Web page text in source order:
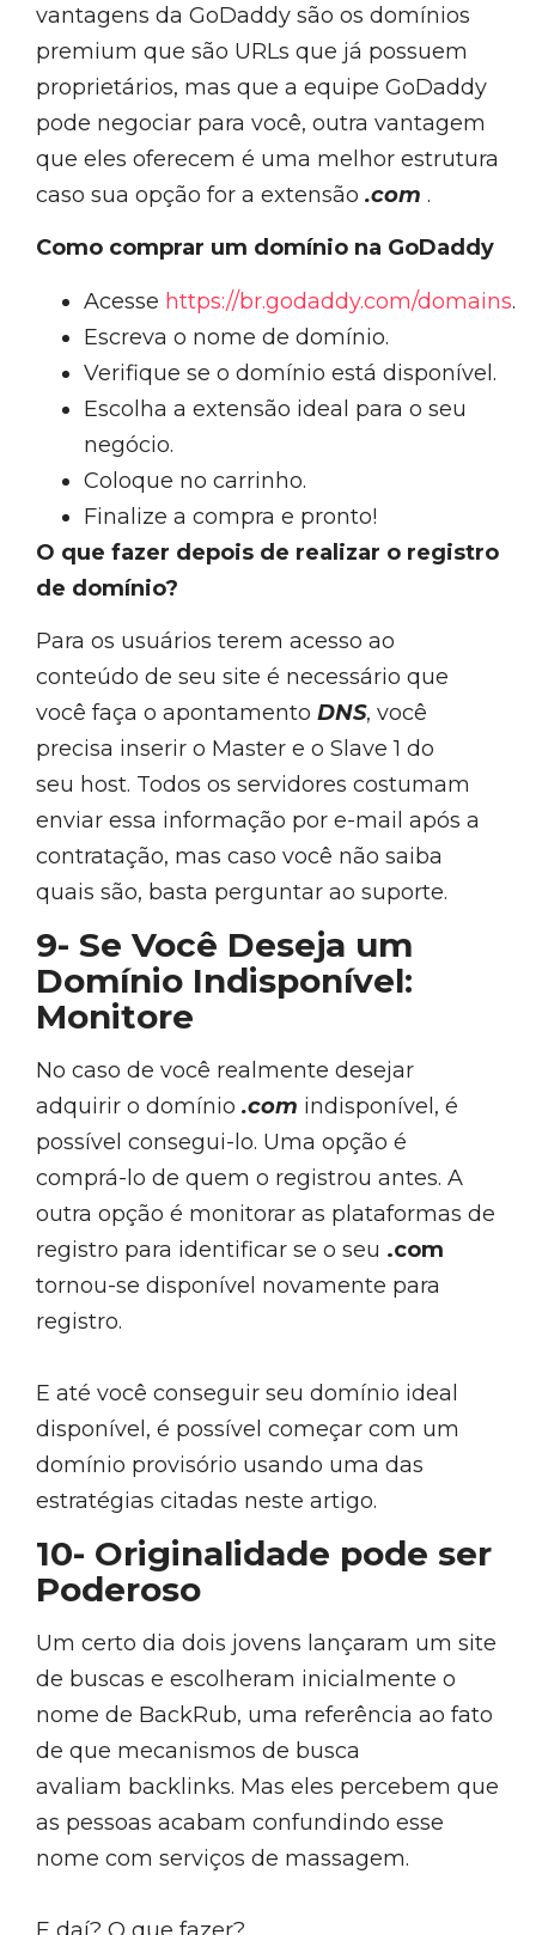
vantagens da GoDaddy são os domínios
premium que são URLs que já possuem
proprietários, mas que a equipe GoDaddy
pode negociar para você, outra vantagem
que eles oferecem é uma melhor estrutura
caso sua opção for a extensão .com .
Como comprar um domínio na GoDaddy
Acesse https://br.godaddy.com/domains.
Escreva o nome de domínio.
Verifique se o domínio está disponível.
Escolha a extensão ideal para o seu
negócio.
Coloque no carrinho.
Finalize a compra e pronto!
O que fazer depois de realizar o registro
de domínio?
Para os usuários terem acesso ao
conteúdo de seu site é necessário que
você faça o apontamento DNS, você
precisa inserir o Master e o Slave 1 do
seu host. Todos os servidores costumam
enviar essa informação por e-mail após a
contratação, mas caso você não saiba
quais são, basta perguntar ao suporte.
9- Se Você Deseja um
Domínio Indisponível:
Monitore
No caso de você realmente desejar
adquirir o domínio .com indisponível, é
possível consegui-lo. Uma opção é
comprá-lo de quem o registrou antes. A
outra opção é monitorar as plataformas de
registro para identificar se o seu .com
tornou-se disponível novamente para
registro.
E até você conseguir seu domínio ideal
disponível, é possível começar com um
domínio provisório usando uma das
estratégias citadas neste artigo.
10- Originalidade pode ser
Poderoso
Um certo dia dois jovens lançaram um site
de buscas e escolheram inicialmente o
nome de BackRub, uma referência ao fato
de que mecanismos de busca
avaliam backlinks. Mas eles percebem que
as pessoas acabam confundindo esse
nome com serviços de massagem.
E daí? O que fazer?